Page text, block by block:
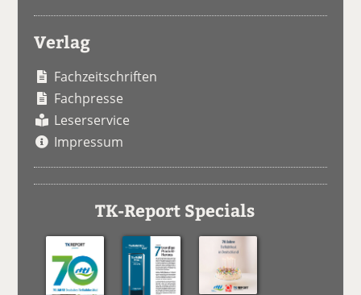
Verlag
Fachzeitschriften
Fachpresse
Leserservice
Impressum
TK-Report Specials